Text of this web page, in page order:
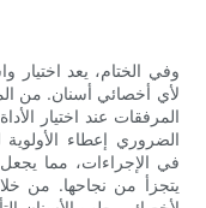
وفي الختام، يعد اختيار
لأي أخصائي أسنان. من
المرفقات عند اختيار
الضروري إعطاء
في الإجراءات، مما يجعل
يتجزأ من نجاحها. من